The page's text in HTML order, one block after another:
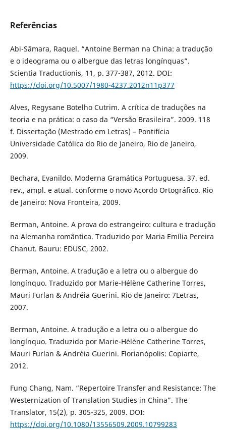
Referências
Abi-Sâmara, Raquel. “Antoine Berman na China: a tradução
e o ideograma ou o albergue das letras longínquas”.
Scientia Traductionis, 11, p. 377-387, 2012. DOI:
https://doi.org/10.5007/1980-4237.2012n11p377
Alves, Regysane Botelho Cutrim. A crítica de traduções na
teoria e na prática: o caso da “Versão Brasileira”. 2009. 118
f. Dissertação (Mestrado em Letras) – Pontifícia
Universidade Católica do Rio de Janeiro, Rio de Janeiro,
2009.
Bechara, Evanildo. Moderna Gramática Portuguesa. 37. ed.
rev., ampl. e atual. conforme o novo Acordo Ortográfico. Rio
de Janeiro: Nova Fronteira, 2009.
Berman, Antoine. A prova do estrangeiro: cultura e tradução
na Alemanha romântica. Traduzido por Maria Emília Pereira
Chanut. Bauru: EDUSC, 2002.
Berman, Antoine. A tradução e a letra ou o albergue do
longínquo. Traduzido por Marie-Hélène Catherine Torres,
Mauri Furlan & Andréia Guerini. Rio de Janeiro: 7Letras,
2007.
Berman, Antoine. A tradução e a letra ou o albergue do
longínquo. Traduzido por Marie-Hélène Catherine Torres,
Mauri Furlan & Andréia Guerini. Florianópolis: Copiarte,
2012.
Fung Chang, Nam. “Repertoire Transfer and Resistance: The
Westernization of Translation Studies in China”. The
Translator, 15(2), p. 305-325, 2009. DOI:
https://doi.org/10.1080/13556509.2009.10799283